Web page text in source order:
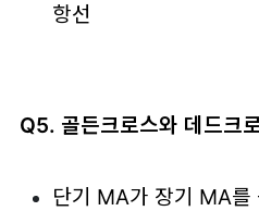
항선
Q5. 골든크로스와 데드크
단기 MA가 장기 MA를